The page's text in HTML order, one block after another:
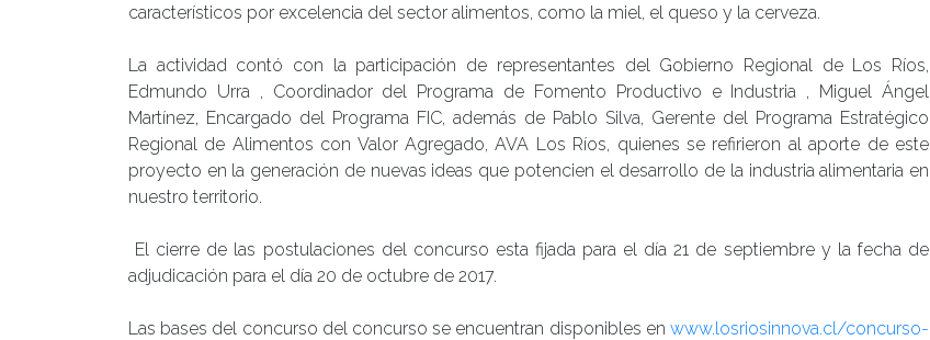
característicos por excelencia del sector alimentos, como la miel, el queso y la cerveza.
La actividad contó con la participación de representantes del Gobierno Regional de Los Ríos,
Edmundo Urra , Coordinador del Programa de Fomento Productivo e Industria , Miguel Ángel
Martínez, Encargado del Programa FIC, además de Pablo Silva, Gerente del Programa Estratégico
Regional de Alimentos con Valor Agregado, AVA Los Ríos, quienes se refirieron al aporte de este
proyecto en la generación de nuevas ideas que potencien el desarrollo de la industria alimentaria en
nuestro territorio.
El cierre de las postulaciones del concurso esta fijada para el día 21 de septiembre y la fecha de
adjudicación para el día 20 de octubre de 2017.
Las bases del concurso del concurso se encuentran disponibles en www.losriosinnova.cl/concurso-